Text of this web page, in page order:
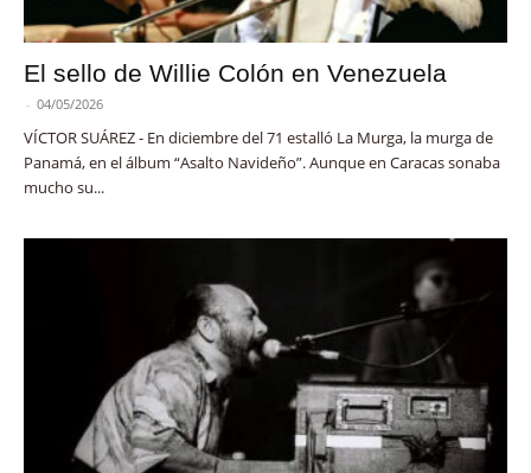
El sello de Willie Colón en Venezuela
- 04/05/2026
VÍCTOR SUÁREZ - En diciembre del 71 estalló La Murga, la murga de
Panamá, en el álbum “Asalto Navideño”. Aunque en Caracas sonaba
mucho su...